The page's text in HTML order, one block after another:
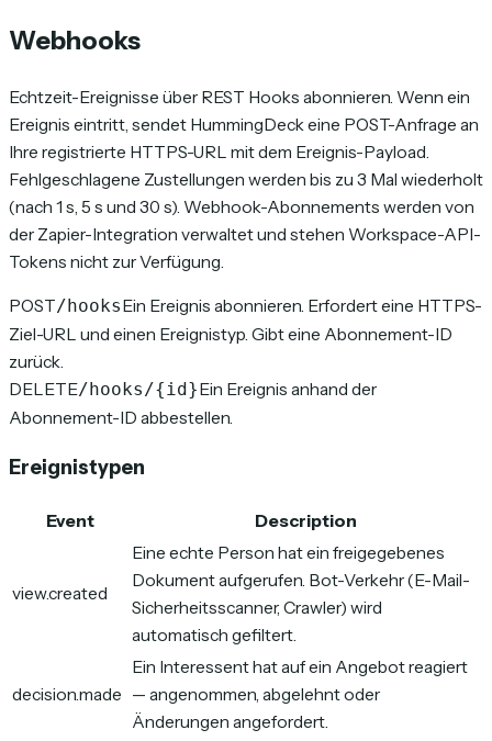
Webhooks
Echtzeit-Ereignisse über REST Hooks abonnieren. Wenn ein
Ereignis eintritt, sendet HummingDeck eine POST-Anfrage an
Ihre registrierte HTTPS-URL mit dem Ereignis-Payload.
Fehlgeschlagene Zustellungen werden bis zu 3 Mal wiederholt
(nach 1 s, 5 s und 30 s). Webhook-Abonnements werden von
der Zapier-Integration verwaltet und stehen Workspace-API-
Tokens nicht zur Verfügung.
POST/hooksEin Ereignis abonnieren. Erfordert eine HTTPS-
Ziel-URL und einen Ereignistyp. Gibt eine Abonnement-ID
zurück.
DELETE/hooks/{id}Ein Ereignis anhand der
Abonnement-ID abbestellen.
Ereignistypen
Event Description
view.created
Eine echte Person hat ein freigegebenes
Dokument aufgerufen. Bot-Verkehr (E-Mail-
Sicherheitsscanner, Crawler) wird
automatisch gefiltert.
decision.made
Ein Interessent hat auf ein Angebot reagiert
— angenommen, abgelehnt oder
Änderungen angefordert.